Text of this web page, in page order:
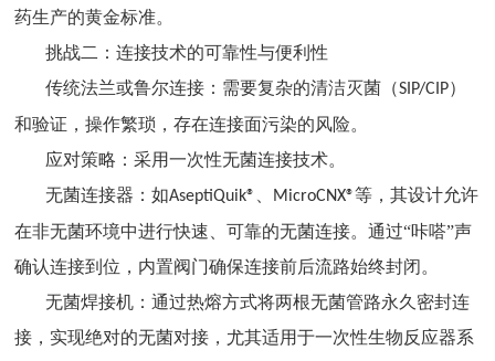
药生产的黄金标准。
挑战二：连接技术的可靠性与便利性
传统法兰或鲁尔连接：需要复杂的清洁灭菌（SIP/CIP）
和验证，操作繁琐，存在连接面污染的风险。
应对策略：采用一次性无菌连接技术。
无菌连接器：如AseptiQuik® MicroCNX®等，其设计允许
在非无菌环境中进行快速、可靠的无菌连接。通过“咔嗒”声
确认连接到位，内置阀门确保连接前后流路始终封闭。
无菌焊接机：通过热熔方式将两根无菌管路永久密封连
接，实现绝对的无菌对接，尤其适用于一次性生物反应器系